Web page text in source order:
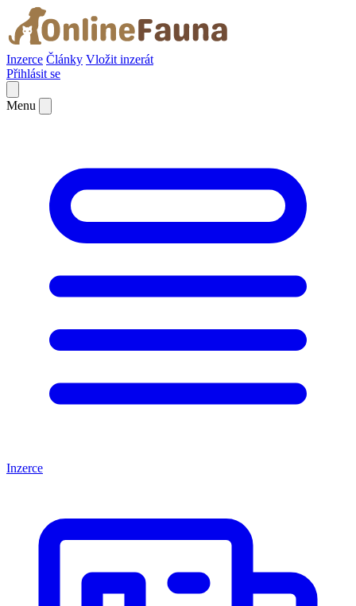
Inzerce Články Vložit inzerát
Přihlásit se
Menu
Inzerce